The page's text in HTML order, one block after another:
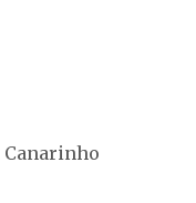
Canarinho